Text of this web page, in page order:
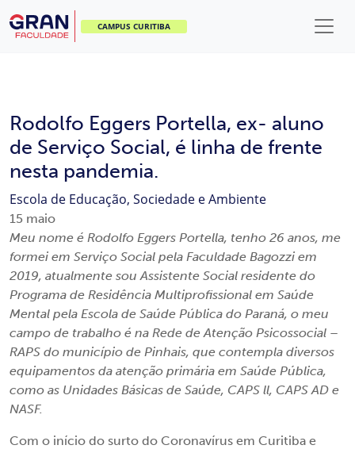
CAMPUS CURITIBA
Rodolfo Eggers Portella, ex- aluno
de Serviço Social, é linha de frente
nesta pandemia.
Escola de Educação, Sociedade e Ambiente
15 maio
Meu nome é Rodolfo Eggers Portella, tenho 26 anos, me
formei em Serviço Social pela Faculdade Bagozzi em
2019, atualmente sou Assistente Social residente do
Programa de Residência Multiprofissional em Saúde
Mental pela Escola de Saúde Pública do Paraná, o meu
campo de trabalho é na Rede de Atenção Psicossocial –
RAPS do município de Pinhais, que contempla diversos
equipamentos da atenção primária em Saúde Pública,
como as Unidades Básicas de Saúde, CAPS ll, CAPS AD e
NASF.
Com o início do surto do Coronavírus em Curitiba e